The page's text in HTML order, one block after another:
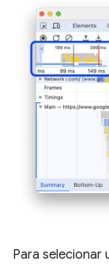
Para selecionar